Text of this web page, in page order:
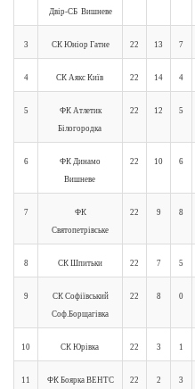
Двір-СБ Вишневе
3 СК Юніор Гатне 22 13 7
4 СК Аякс Київ 22 14 4
5
ФК Атлетик
Білогородка
22 12 5
6
ФК Динамо
Вишневе
22 10 6
7
ФК
Святопетрівське
22 9 8
8 СК Шпитьки 22 7 5
9
СК Софіївський
Соф.Борщагівка
22 8 0
10 СК Юрівка 22 3 1
11 ФК Боярка ВЕНТС 22 2 3